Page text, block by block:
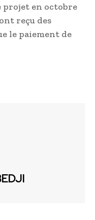
projet en octobre
reçu des
le paiement de